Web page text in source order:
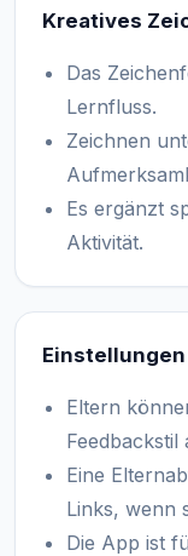
Kreatives
Das
Lernfluss.
Zeichnen
Es ergänzt
Aktivität.
Eltern
Feedbackstil
Eine
Links, wenn
Die App ist